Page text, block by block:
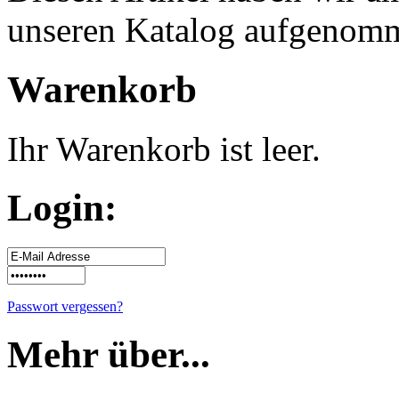
unseren Katalog
Warenkorb
Ihr Warenkorb ist leer.
Login:
Passwort vergessen?
Mehr über...